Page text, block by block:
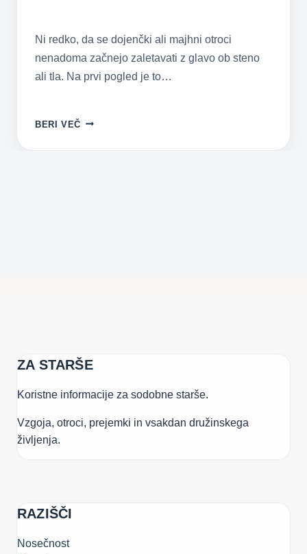
Ni redko, da se dojenčki ali majhni otroci
nenadoma začnejo zaletavati z glavo ob steno
ali tla. Na prvi pogled je to…
BERI VEČ ZAKAJ
UDARJAJO
ZA STARŠE
Koristne informacije za sodobne starše.
Vzgoja, otroci, prejemki in vsakdan družinskega
življenja.
RAZIŠČI
Nosečnost